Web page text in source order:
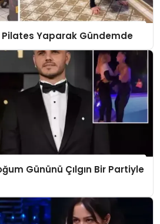
Pilates Yaparak Gündemde
Gününü Çılgın Bir Partiyle